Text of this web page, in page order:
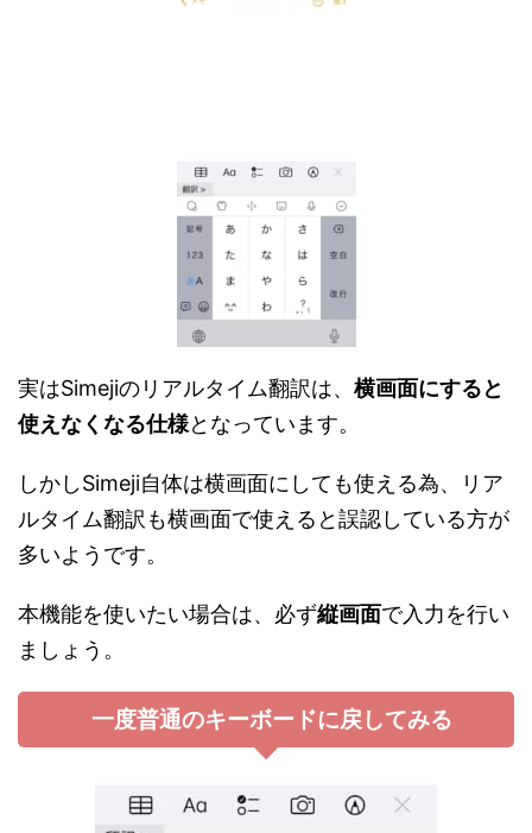
実はSimejiのリアルタイム翻訳は、 横画面にすると
使えなくなる仕様となっています。
しかしSimeji自体は横画面にしても使える為、リア
ルタイム翻訳も横画面で使えると誤認している方が
多いようです。
本機能を使いたい場合は、必ず縦画面で入力を行い
ましょう。
一度普通のキーボードに戻してみる